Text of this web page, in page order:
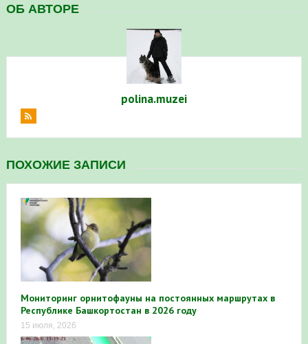
ОБ АВТОРЕ
polina.muzei
ПОХОЖИЕ ЗАПИСИ
Мониторинг орнитофауны на постоянных маршрутах в
Республике Башкортостан в 2026 году
15 июля, 2026